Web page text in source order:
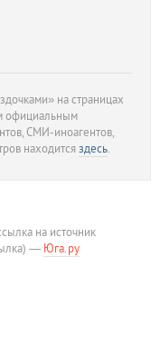
на страницах
официальным
СМИ-иноагентов,
находитсяздесь.
на источник
— Юга.ру